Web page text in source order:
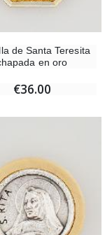
de Santa Teresita
en oro
€36.00